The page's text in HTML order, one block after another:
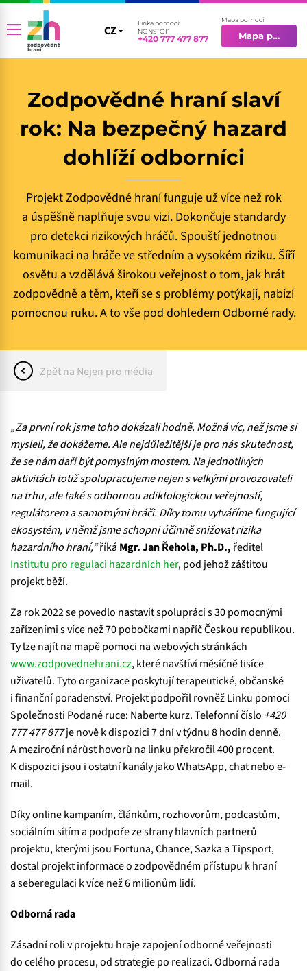
CZ
CZ
Linka pomoci:
NONSTOP
+420 777 477 877
Mapa pomoci
Mapa pomoci
Zodpovědné hraní slaví
rok: Na bezpečný hazard
dohlíží odborníci
Projekt Zodpovědné hraní funguje už více než rok
a úspěšně naplňuje svou vizi. Dokončuje standardy
pro detekci rizikových hráčů. Spouští jednotnou
komunikaci na hráče ve středním a vysokém riziku. Šíří
osvětu a vzdělává širokou veřejnost o tom, jak hrát
zodpovědně a těm, kteří se s problémy potýkají, nabízí
pomocnou ruku. A to vše pod dohledem Odborné rady.
Zpět na Nejen pro média
„Za první rok jsme toho dokázali hodně. Možná víc, než jsme si
mysleli, že dokážeme. Ale nejdůležitější je pro nás skutečnost,
že se nám daří být pomyslným mostem. Na jednotlivých
aktivitách totiž spolupracujeme nejen s velkými provozovateli
na trhu, ale také s odbornou adiktologickou veřejností,
regulátorem a samotnými hráči. Díky tomu vytváříme fungující
ekosystém, v němž jsme schopni účinně snižovat rizika
hazardního hraní,“říká Mgr. Jan Řehola, Ph.D., ředitel
Institutu pro regulaci hazardních her, pod jehož záštitou
projekt běží.
Za rok 2022 se povedlo nastavit spolupráci s 30 pomocnými
zařízeními s více než 70 pobočkami napříč Českou republikou.
Ty lze najít na mapě pomoci na webových stránkách
www.zodpovednehrani.cz, které navštíví měsíčně tisíce
uživatelů. Tyto organizace poskytují terapeutické, občanské
i finanční poradenství. Projekt podpořil rovněž Linku pomoci
Společnosti Podané ruce: Naberte kurz. Telefonní číslo +420
777 477 877je nově k dispozici 7 dní v týdnu 8 hodin denně.
A meziroční nárůst hovorů na linku překročil 400 procent.
K dispozici jsou i ostatní kanály jako WhatsApp, chat nebo e-
mail.
Díky online kampaním, článkům, rozhovorům, podcastům,
sociálním sítím a podpoře ze strany hlavních partnerů
projektu, kterými jsou Fortuna, Chance, Sazka a Tipsport,
dostal projekt informace o zodpovědném přístupu k hraní
a seberegulaci k více než 6 milionům lidí.
Odborná rada
Zásadní roli v projektu hraje zapojení odborné veřejnosti
do celého procesu, od strategie po realizaci. Odborná rada